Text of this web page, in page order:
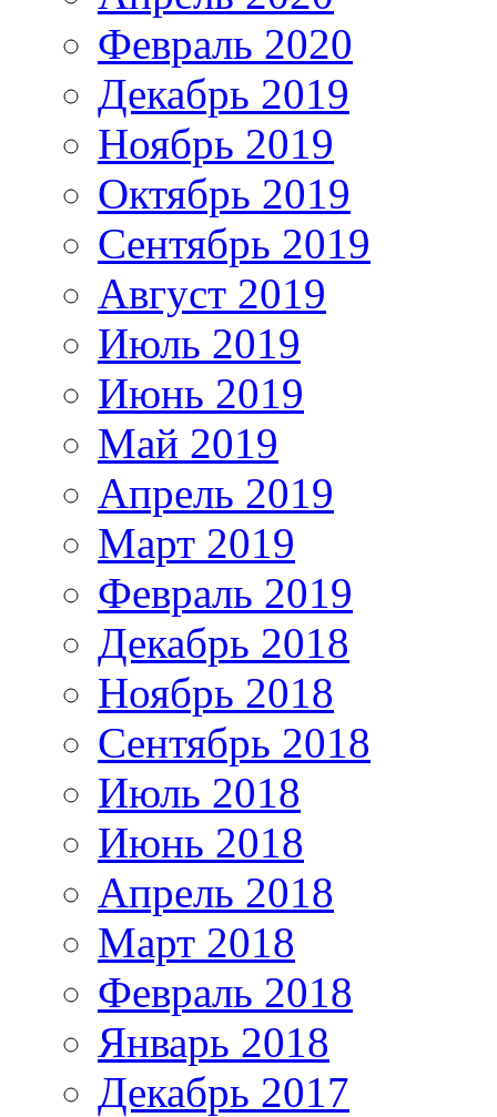
Февраль 2020
Декабрь 2019
Ноябрь 2019
Октябрь 2019
Сентябрь 2019
Август 2019
Июль 2019
Июнь 2019
Май 2019
Апрель 2019
Март 2019
Февраль 2019
Декабрь 2018
Ноябрь 2018
Сентябрь 2018
Июль 2018
Июнь 2018
Апрель 2018
Март 2018
Февраль 2018
Январь 2018
Декабрь 2017